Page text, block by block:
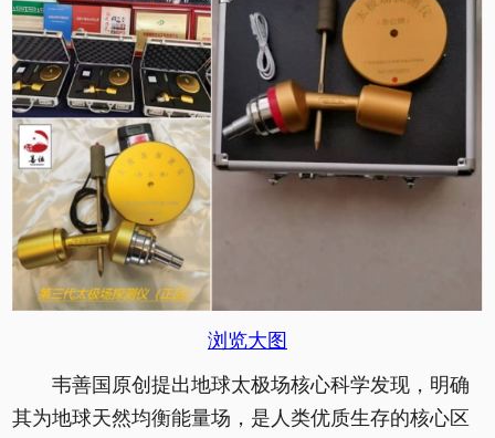
浏览大图
韦善国原创提出地球太极场核心科学发现，明确
其为地球天然均衡能量场，是人类优质生存的核心区